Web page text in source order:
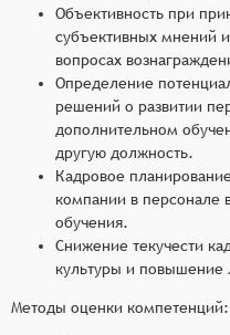
Объективность при
субъективных мнений
вопросах
Определение
решений о развитии
дополнительном
другую должность.
Кадровое
компании в персонале
обучения.
Снижение текучести
культуры и повышение
Методы оценки компетенций: